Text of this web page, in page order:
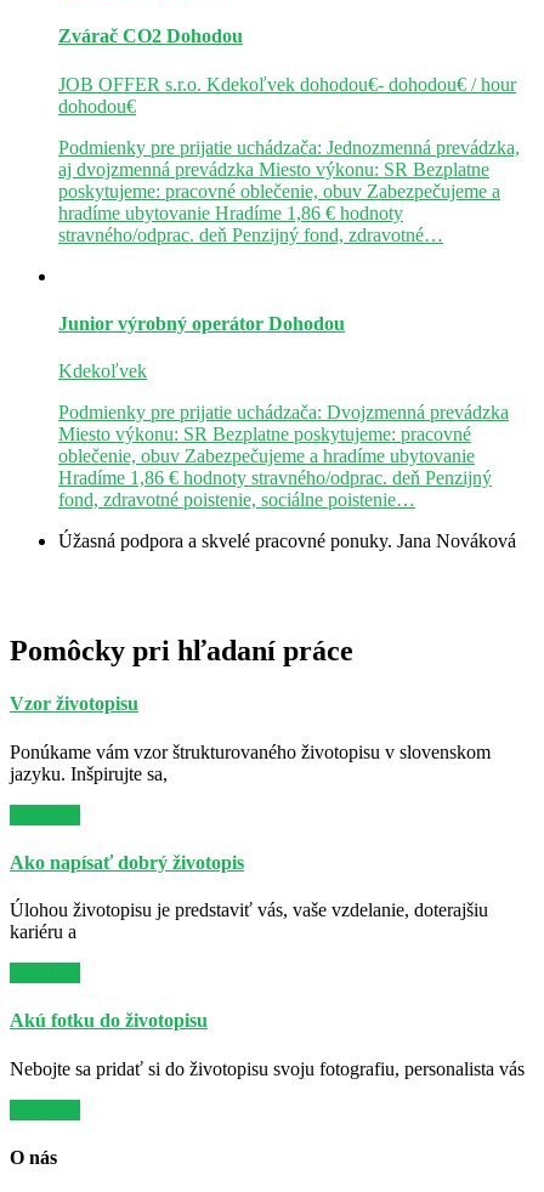
Zvárač CO2 Dohodou
JOB OFFER s.r.o. Kdekoľvek dohodou€- dohodou€ / hour
dohodou€
Podmienky pre prijatie uchádzača: Jednozmenná prevádzka,
aj dvojzmenná prevádzka Miesto výkonu: SR Bezplatne
poskytujeme: pracovné oblečenie, obuv Zabezpečujeme a
hradíme ubytovanie Hradíme 1,86 € hodnoty
stravného/odprac. deň Penzijný fond, zdravotné…
Junior výrobný operátor Dohodou
Kdekoľvek
Podmienky pre prijatie uchádzača: Dvojzmenná prevádzka
Miesto výkonu: SR Bezplatne poskytujeme: pracovné
oblečenie, obuv Zabezpečujeme a hradíme ubytovanie
Hradíme 1,86 € hodnoty stravného/odprac. deň Penzijný
fond, zdravotné poistenie, sociálne poistenie…
Úžasná podpora a skvelé pracovné ponuky. Jana Nováková
Pomôcky pri hľadaní práce
Vzor životopisu
Ponúkame vám vzor štrukturovaného životopisu v slovenskom
jazyku. Inšpirujte sa,
Ako napísať dobrý životopis
Úlohou životopisu je predstaviť vás, vaše vzdelanie, doterajšiu
kariéru a
Akú fotku do životopisu
Nebojte sa pridať si do životopisu svoju fotografiu, personalista vás
O nás